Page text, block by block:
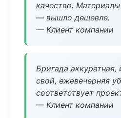
качество.
— вышло дешевле.
— Клиент компании
Бригада аккуратная,
свой, ежевечерняя
соответствует
— Клиент компании